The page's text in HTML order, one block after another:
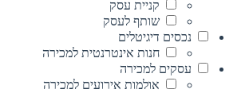
קניית עסק
שותף לעסק
נכסים דיגיטלים
חנות אינטרנטית למכירה
עסקים למכירה
אולמות אירועים למכירה